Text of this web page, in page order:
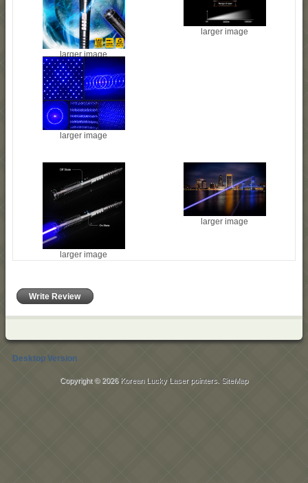
larger image
larger image
larger image
larger image
larger image
Write Review
Desktop Version
Copyright © 2026 Korean Lucky Laser pointers SiteMap